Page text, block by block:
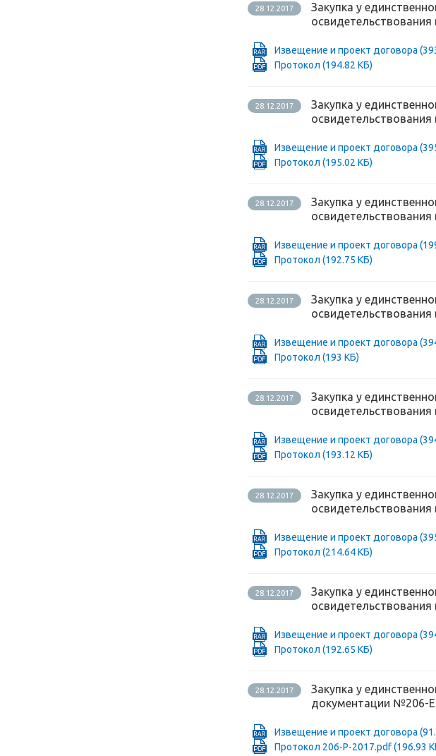
28.12.2017
Закупка у
Извещение и проект договора
Протокол (194.82 КБ)
28.12.2017
Закупка у
Извещение и проект договора
Протокол (195.02 КБ)
28.12.2017
Закупка у
Извещение и проект договора
Протокол (192.75 КБ)
28.12.2017
Закупка у
Извещение и проект договора
Протокол (193 КБ)
28.12.2017
Закупка у
Извещение и проект договора
Протокол (193.12 КБ)
28.12.2017
Закупка у
Извещение и проект договора
Протокол (214.64 КБ)
28.12.2017
Закупка у
Извещение и проект договора
Протокол (192.65 КБ)
28.12.2017
Закупка у
документации №206-
Извещение и проект договора
Протокол 206-Р-2017.pdf(196.93